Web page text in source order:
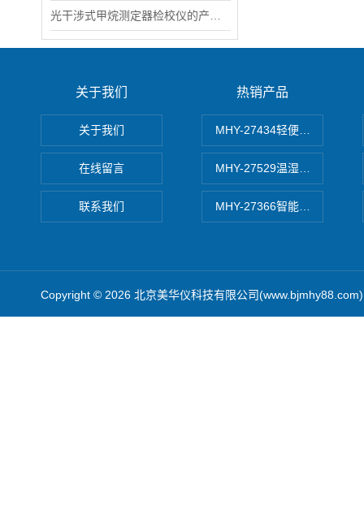
关于我们
关于我们
在线留言
联系我们
热销产品
MHY-27434轻便式自动水质
MHY-27529温湿度记录仪
MHY-27366智能数字微压计
Copyright © 2026 北京美华仪科技有限公司